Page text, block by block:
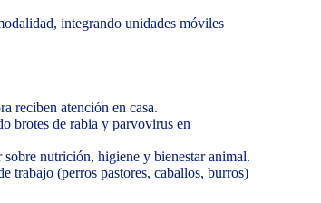
integrando unidades móviles
reciben atención en casa.
brotes de rabia y parvovirus en
nutrición, higiene y bienestar animal.
trabajo (perros pastores, caballos, burros)